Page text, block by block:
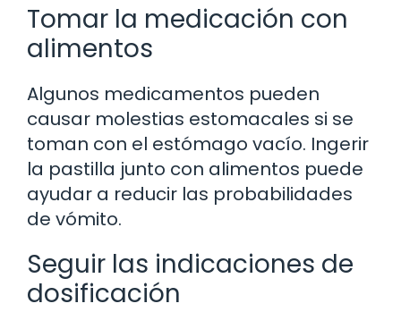
Tomar la medicación con
alimentos
Algunos medicamentos pueden
causar molestias estomacales si se
toman con el estómago vacío. Ingerir
la pastilla junto con alimentos puede
ayudar a reducir las probabilidades
de vómito.
Seguir las indicaciones de
dosificación